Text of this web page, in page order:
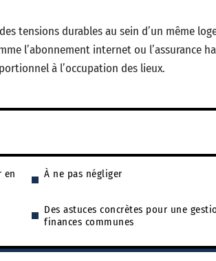
tensions durables au sein d’un même
l’abonnement internet ou l’assurance
à l’occupation des lieux.
en
À ne pas négliger
Des astuces concrètes pour une
finances communes